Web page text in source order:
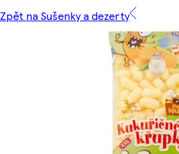
Zpět na Sušenky a dezerty